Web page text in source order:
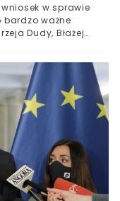
wniosek w sprawie
bardzo ważne
Dudy, Błażej
RM
Gowina